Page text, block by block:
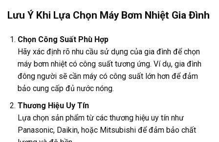
Lưu Ý Khi Lựa Chọn Máy Bơm Nhiệt Gia Đình
Chọn Công Suất Phù Hợp
Hãy xác định rõ nhu cầu sử dụng của gia đình để chọn
máy bơm nhiệt có công suất tương ứng. Ví dụ, gia đình
đông người sẽ cần máy có công suất lớn hơn để đảm
bảo cung cấp đủ nước nóng.
Thương Hiệu Uy Tín
Lựa chọn sản phẩm từ các thương hiệu uy tín như
Panasonic, Daikin, hoặc Mitsubishi để đảm bảo chất